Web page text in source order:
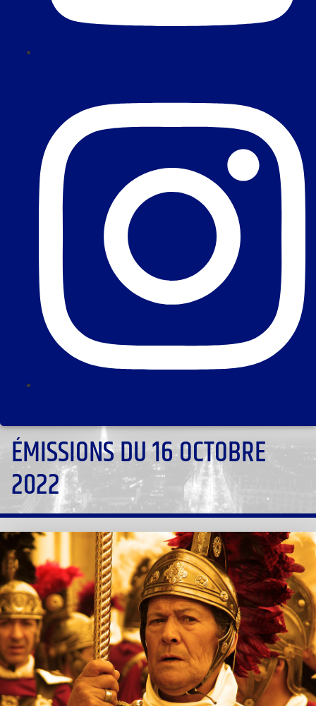
ÉMISSIONS DU 16 OCTOBRE
2022